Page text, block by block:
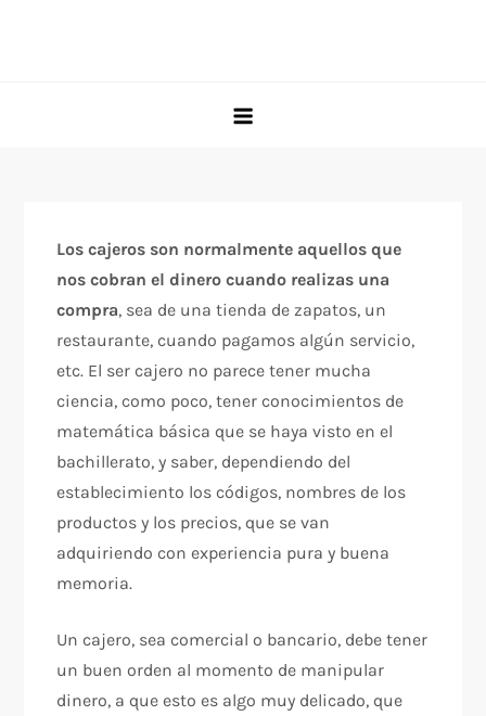
Los cajeros son normalmente aquellos que
nos cobran el dinero cuando realizas una
compra, sea de una tienda de zapatos, un
restaurante, cuando pagamos algún servicio,
etc. El ser cajero no parece tener mucha
ciencia, como poco, tener conocimientos de
matemática básica que se haya visto en el
bachillerato, y saber, dependiendo del
establecimiento los códigos, nombres de los
productos y los precios, que se van
adquiriendo con experiencia pura y buena
memoria.
Un cajero, sea comercial o bancario, debe tener
un buen orden al momento de manipular
dinero, a que esto es algo muy delicado, que